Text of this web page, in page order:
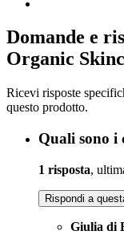
Domande e
Organic
Ricevi risposte
questo prodotto.
Quali sono i
1 risposta,
Rispondi a
Giulia di